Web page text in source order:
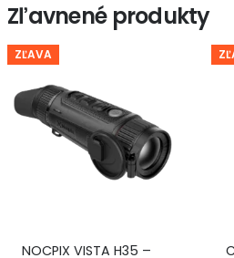
Zľavnené produkty
ZĽAVA
NOCPIX VISTA H35 –